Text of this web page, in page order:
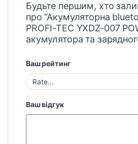
Будьте першим, хто
про “Акумуляторна
PROFI-TEC YXDZ-007
акумулятора та
Ваш рейтинг
Ваш відгук